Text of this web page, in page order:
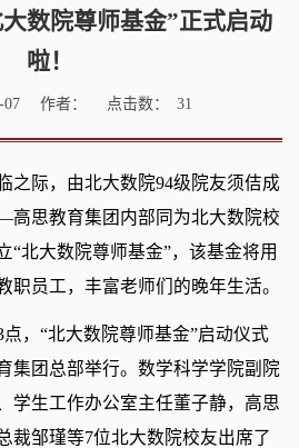
数院尊师基金”正式启动
啦！
07 作者： 点击数： 31
之际，由北大数院94级院友须佶成
思教育集团内部同为北大数院校
“北大数院尊师基金”，该基金将用
职员工，丰富老师们的晚年生活。
点，“北大数院尊师基金”启动仪式
集团总部举行。数学科学学院副院
学生工作办公室主任董子静，高思
裁邹瑾等7位北大数院校友出席了